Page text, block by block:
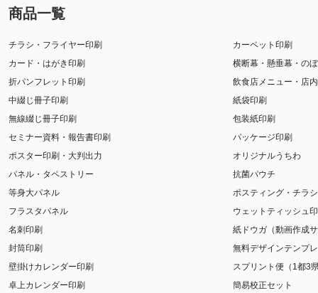
商品一覧
チラシ・フライヤー印刷
カード・はがき印刷
折パンフレット印刷
中綴じ冊子印刷
無線綴じ冊子印刷
セミナー資料・報告書印刷
ポスター印刷・大判出力
パネル・タペストリー
等身大パネル
フラスタパネル
名刺印刷
封筒印刷
壁掛けカレンダー印刷
卓上カレンダー印刷
カーペット印刷
横断幕・懸垂幕・の
飲食店メニュー・店
紙袋印刷
包装紙印刷
パッケージ印刷
オリジナルうちわ
抗菌パウチ
ポスティング・チラ
ウェットティッシュ
紙ドウガ（動画作成
無料デザインテンプ
スプリント便（1都3
簡易校正セット